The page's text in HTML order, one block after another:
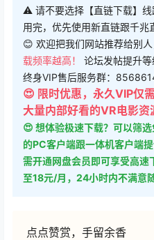
⚠ 请不要选择【直链下载】
用完，优先使用新直链跟千兆
😊 欢迎把我们网站推荐给别人
载频率越高！ 论坛发帖提升等
终身VIP售后服务群：
😍 限时优惠，永久VIP仅
大量内部好看的VR电影资
😍 想体验极速下载？可以筛
的PC客户端跟一体机客户端
需开通网盘会员即可享受高速
至18元/月，24小时内不满意
点点赞赏，手留余香